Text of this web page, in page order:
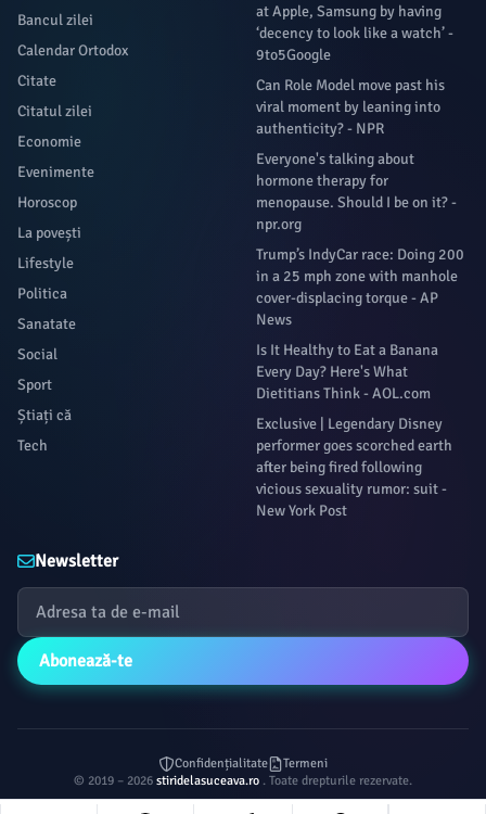
Bancul zilei
Calendar Ortodox
Citate
Citatul zilei
Economie
Evenimente
Horoscop
La povești
Lifestyle
Politica
Sanatate
Social
Sport
Știați că
Tech
at Apple, Samsung by having
‘decency to look like a watch’ -
9to5Google
Can Role Model move past his
viral moment by leaning into
authenticity? - NPR
Everyone's talking about
hormone therapy for
menopause. Should I be on it? -
npr.org
Trump’s IndyCar race: Doing 200
in a 25 mph zone with manhole
cover-displacing torque - AP
News
Is It Healthy to Eat a Banana
Every Day? Here's What
Dietitians Think - AOL.com
Exclusive | Legendary Disney
performer goes scorched earth
after being fired following
vicious sexuality rumor: suit -
New York Post
Newsletter
Abonează-te
Confidențialitate
Termeni
© 2019 – 2026 stiridelasuceava.ro . Toate drepturile rezervate.